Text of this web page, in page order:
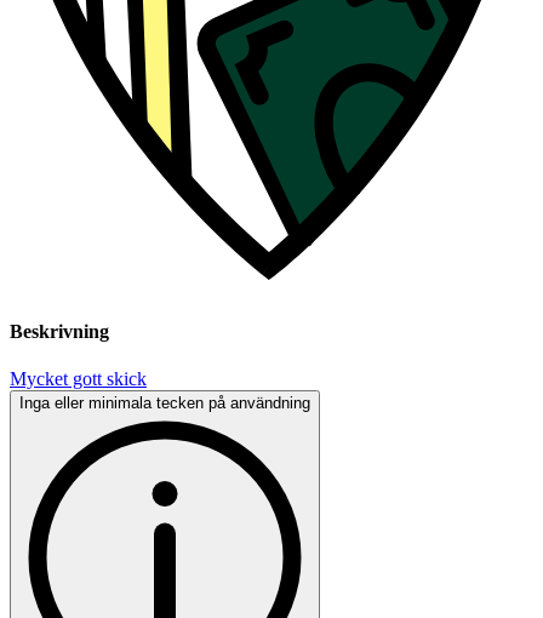
Beskrivning
Mycket gott skick
Inga eller minimala tecken på användning